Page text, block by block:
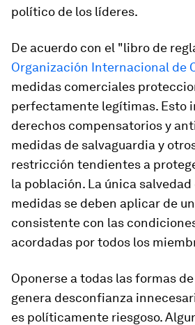
político de los líderes.
De acuerdo con el "libro de
Organización Internacional de
medidas comerciales
perfectamente legítimas. Esto
derechos compensatorios y
medidas de salvaguardia y
restricción tendientes a
la población. La única salvedad
medidas se deben aplicar de
consistente con las
acordadas por todos los
Oponerse a todas las formas
genera desconfianza
es políticamente riesgoso.